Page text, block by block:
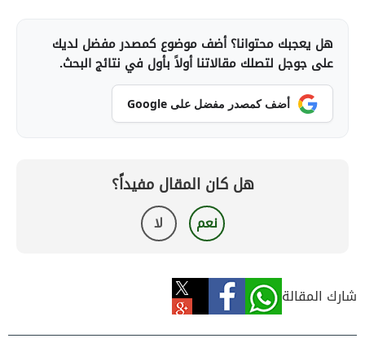
هل يعجبك محتوانا؟ أضف موضوع كمصدر مفضل لديك
على جوجل لتصلك مقالاتنا أولاً بأول في نتائج البحث.
أضف كمصدر مفضل على Google
هل كان المقال مفيداً؟
نعم لا
شارك المقالة